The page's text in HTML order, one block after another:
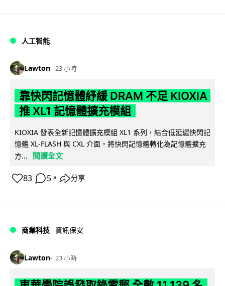
人工智能
Lawton 23 小時
靠快閃記憶體紓緩 DRAM 不足 KIOXIA
推 XL1 記憶體擴充模組
KIOXIA 發表全新記憶體擴充模組 XL1 系列，結合低延遲快閃記
憶體 XL-FLASH 與 CXL 介面，將快閃記憶體轉化為記憶體擴充
方...
閱讀全文
83 5 ↗ 分享
商業科技 資訊保安
Lawton 23 小時